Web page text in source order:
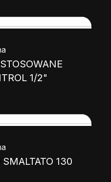
1/2"
SMALTATO 130